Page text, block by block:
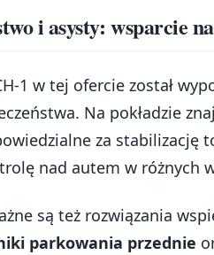
i asysty: wsparcie
1 w tej ofercie został
Na pokładzie
za stabilizację
nad autem w różnych
są też rozwiązania
parkowania przednie